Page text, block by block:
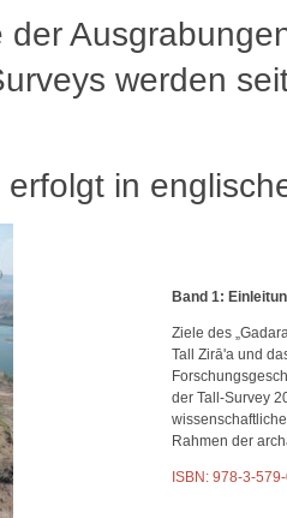
der
werden
in
Band 1:
Ziele des
Tall Zirā'a und
der Tall-Survey
Rahmen der
ISBN: 978-3-